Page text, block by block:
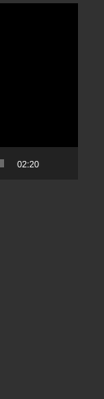
02:20